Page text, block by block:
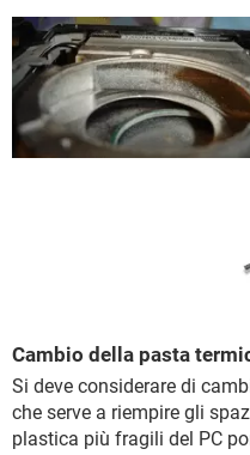
Cambio della pasta
Si deve considerare di
che serve a riempire gli
plastica più fragili del PC